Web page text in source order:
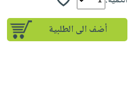
أضف الى الطلبية